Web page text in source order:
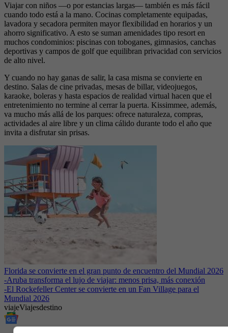
Viajar con niños —o por estancias largas— también es más fácil
cuando todo está a la mano. Cocinas completamente equipadas,
lavadora y secadora permiten mayor flexibilidad en horarios y un
ahorro significativo. A esto se suman amenidades tipo resort en
muchos condominios: piscinas con toboganes, gimnasios, canchas
deportivas y campos de golf que equilibran privacidad con servicios
de alto nivel.
Y cuando no hay ganas de salir, la casa misma se convierte en
destino. Salas de cine privadas, mesas de billar, videojuegos,
karaoke, boleras y hasta espacios de realidad virtual hacen que el
entretenimiento no termine al cerrar la puerta. Kissimmee, además,
va mucho más allá de los parques: ofrece naturaleza, compras,
actividades al aire libre y un clima cálido durante todo el año que
invita a disfrutar sin prisas.
Florida se convierte en el gran punto de encuentro del Mundial 2026
-Aruba transforma el lujo de viajar: menos prisa, más conexión
-El Rockefeller Center se convierte en un Fan Village para el
Mundial 2026
viajeViajesdestino